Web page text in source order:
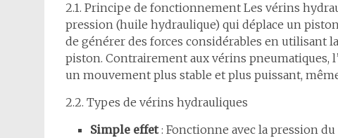
2.1. Principe de fonctionnement Les vérins
pression (huile hydraulique) qui déplace un
de générer des forces considérables en utilisant
piston. Contrairement aux vérins
un mouvement plus stable et plus puissant,
2.2. Types de vérins hydrauliques
Simple effet: Fonctionne avec la pression